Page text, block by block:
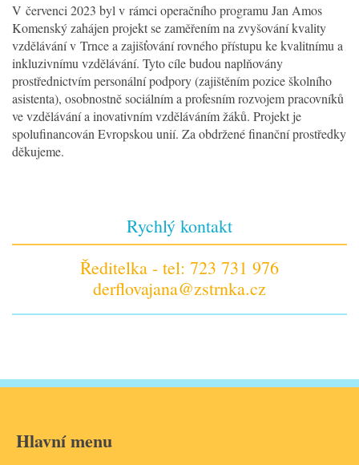
V červenci 2023 byl v rámci operačního programu Jan Amos
Komenský zahájen projekt se zaměřením na zvyšování kvality
vzdělávání v Trnce a zajišťování rovného přístupu ke kvalitnímu a
inkluzivnímu vzdělávání. Tyto cíle budou naplňovány
prostřednictvím personální podpory (zajištěním pozice školního
asistenta), osobnostně sociálním a profesním rozvojem pracovníků
ve vzdělávání a inovativním vzděláváním žáků. Projekt je
spolufinancován Evropskou unií. Za obdržené finanční prostředky
děkujeme.
Rychlý kontakt
Ředitelka - tel: 723 731 976
derflovajana@zstrnka.cz
Hlavní menu